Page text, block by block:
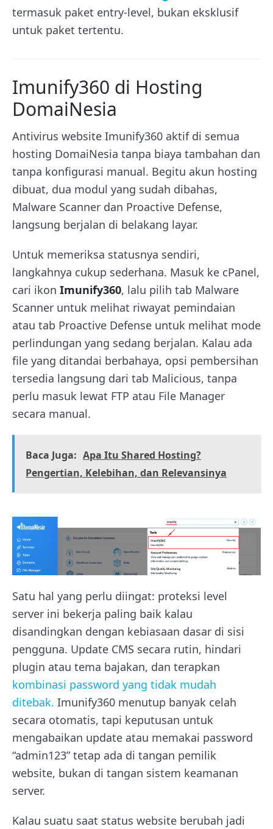
termasuk paket entry-level, bukan eksklusif
untuk paket tertentu.
Imunify360 di Hosting
DomaiNesia
Antivirus website Imunify360 aktif di semua
hosting DomaiNesia tanpa biaya tambahan dan
tanpa konfigurasi manual. Begitu akun hosting
dibuat, dua modul yang sudah dibahas,
Malware Scanner dan Proactive Defense,
langsung berjalan di belakang layar.
Untuk memeriksa statusnya sendiri,
langkahnya cukup sederhana. Masuk ke cPanel,
cari ikon Imunify360, lalu pilih tab Malware
Scanner untuk melihat riwayat pemindaian
atau tab Proactive Defense untuk melihat mode
perlindungan yang sedang berjalan. Kalau ada
file yang ditandai berbahaya, opsi pembersihan
tersedia langsung dari tab Malicious, tanpa
perlu masuk lewat FTP atau File Manager
secara manual.
Baca Juga: Apa Itu Shared Hosting?
Pengertian, Kelebihan, dan Relevansinya
Satu hal yang perlu diingat: proteksi level
server ini bekerja paling baik kalau
disandingkan dengan kebiasaan dasar di sisi
pengguna. Update CMS secara rutin, hindari
plugin atau tema bajakan, dan terapkan
kombinasi password yang tidak mudah
ditebak. Imunify360 menutup banyak celah
secara otomatis, tapi keputusan untuk
mengabaikan update atau memakai password
“admin123” tetap ada di tangan pemilik
website, bukan di tangan sistem keamanan
server.
Kalau suatu saat status website berubah jadi